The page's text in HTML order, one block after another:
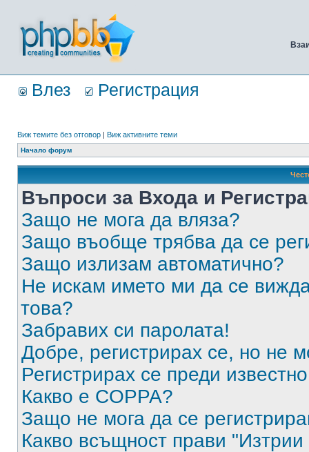
Влез Регистрация
Виж темите без отговор | Виж активните теми
Начало форум
Въпроси за Входа и
Защо не мога да вляза?
Защо въобще трябва да се
Защо излизам автоматично?
Не искам името ми да се
това?
Забравих си паролата!
Добре, регистрирах се, но не
Регистрирах се преди
Какво е COPPA?
Защо не мога да се
Какво всъщност прави "Изтрии